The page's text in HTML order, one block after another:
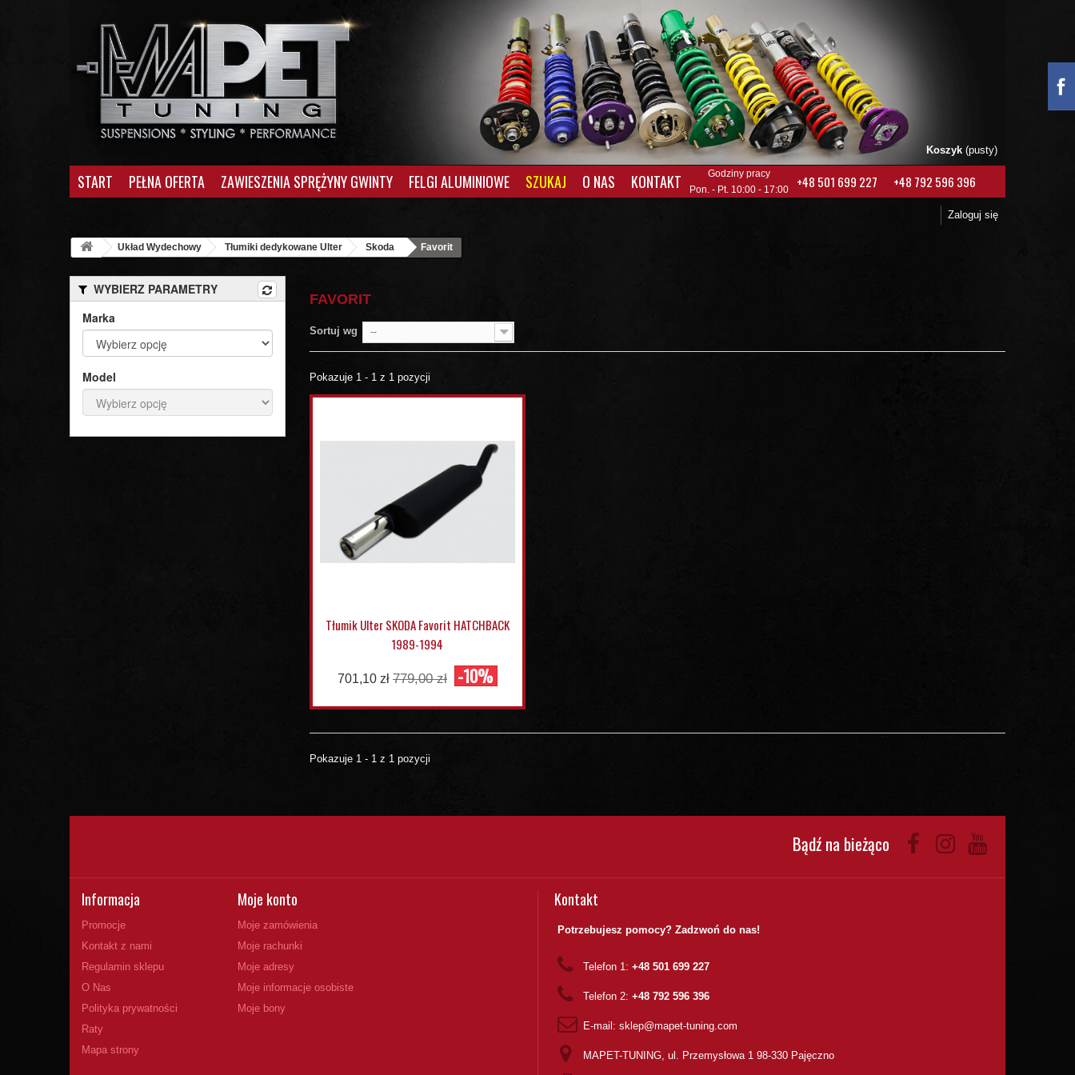
Koszyk (pusty)
START PEŁNA OFERTA ZAWIESZENIA SPRĘŻYNY GWINTY FELGI ALUMINIOWE SZUKAJ O NAS KONTAKT
Godziny pracy
Pon. - Pt. 10:00 - 17:00
+48 501 699 227 +48 792 596 396
Zaloguj się
Układ Wydechowy Tłumiki dedykowane Ulter Skoda Favorit
WYBIERZ PARAMETRY
Marka
Model
FAVORIT
Sortuj wg --
Pokazuje 1 - 1 z 1 pozycji
Tłumik Ulter SKODA Favorit HATCHBACK
1989-1994
701,10 zł 779,00 zł -10%
Pokazuje 1 - 1 z 1 pozycji
Bądź na bieżąco
Informacja
Promocje
Kontakt z nami
Regulamin sklepu
O Nas
Polityka prywatności
Raty
Mapa strony
Moje konto
Moje zamówienia
Moje rachunki
Moje adresy
Moje informacje osobiste
Moje bony
Kontakt
Potrzebujesz pomocy? Zadzwoń do nas!
Telefon 1: +48 501 699 227
Telefon 2: +48 792 596 396
E-mail: sklep@mapet-tuning.com
MAPET-TUNING, ul. Przemysłowa 1 98-330 Pajęczno